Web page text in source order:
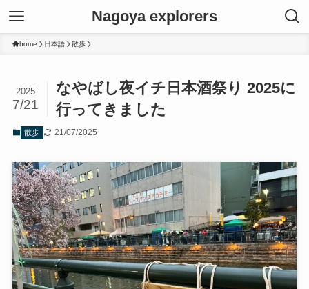
Nagoya explorers
home 日本語 散歩
なやばし夜イチ日本酒祭り 2025に
行ってきました
2025
7/21
散歩 21/07/2025